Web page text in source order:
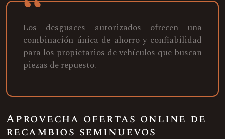
Los desguaces autorizados ofrecen una
combinación única de ahorro y confiabilidad
para los propietarios de vehículos que buscan
piezas de repuesto.
Aprovecha ofertas online de
recambios seminuevos